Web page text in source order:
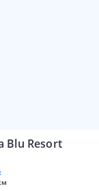
Blu Resort